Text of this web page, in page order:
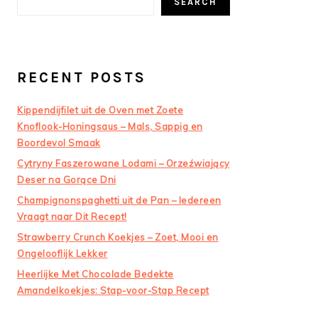
RECENT POSTS
Kippendijfilet uit de Oven met Zoete
Knoflook-Honingsaus – Mals, Sappig en
Boordevol Smaak
Cytryny Faszerowane Lodami – Orzeźwiający
Deser na Gorące Dni
Champignonspaghetti uit de Pan – Iedereen
Vraagt naar Dit Recept!
Strawberry Crunch Koekjes – Zoet, Mooi en
Ongelooflijk Lekker
Heerlijke Met Chocolade Bedekte
Amandelkoekjes: Stap-voor-Stap Recept